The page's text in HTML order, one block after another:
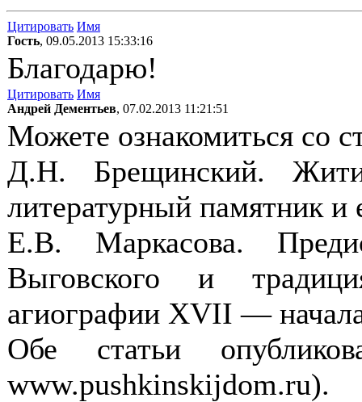
Цитировать Имя
Гость, 09.05.2013 15:33:16
Благодарю!
Цитировать Имя
Андрей Дементьев, 07.02.2013 11:21:51
Можете ознакомиться со
Д.Н. Брещинский.
литературный памятник и
Е.В. Маркасова.
Выговского и
агиографии XVII —
Обе статьи
www.pushkinskijdom.ru).